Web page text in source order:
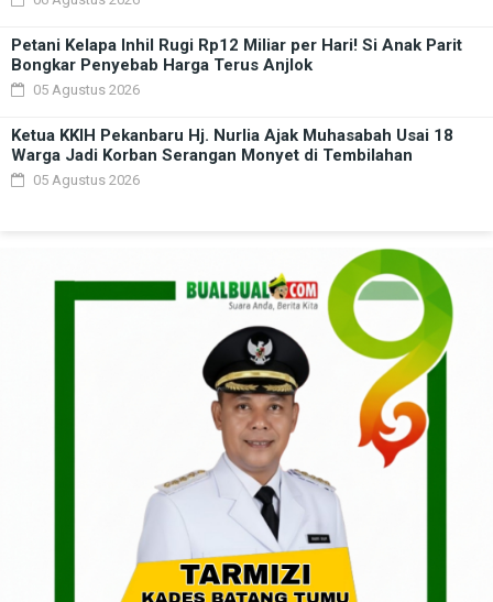
Petani Kelapa Inhil Rugi Rp12 Miliar per Hari! Si Anak Parit
Bongkar Penyebab Harga Terus Anjlok
05 Agustus 2026
Ketua KKIH Pekanbaru Hj. Nurlia Ajak Muhasabah Usai 18
Warga Jadi Korban Serangan Monyet di Tembilahan
05 Agustus 2026